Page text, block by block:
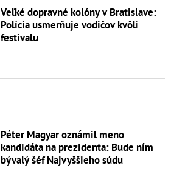
Veľké dopravné kolóny v Bratislave:
Polícia usmerňuje vodičov kvôli
festivalu
Péter Magyar oznámil meno
kandidáta na prezidenta: Bude ním
bývalý šéf Najvyššieho súdu